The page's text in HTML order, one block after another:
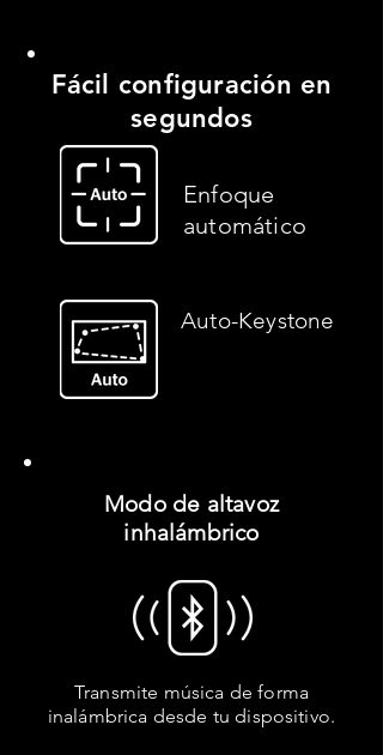
Fácil configuración en
segundos
Enfoque
automático​
Auto-Keystone
Modo de altavoz
inhalámbrico
Transmite música de forma
inalámbrica desde tu dispositivo.